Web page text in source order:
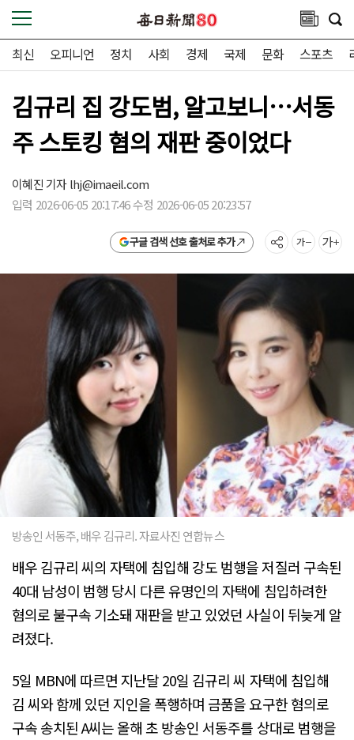
최신 오피니언 정치 사회 경제 국제 문화 스포츠
김규리 집 강도범, 알고보니…서동
주 스토킹 혐의 재판 중이었다
이혜진 기자lhj@imaeil.com
입력 2026-06-05 20:17:46 수정 2026-06-05 20:23:57
구글 검색 선호 출처로 추가
방송인 서동주, 배우 김규리. 자료사진 연합뉴스
배우 김규리 씨의 자택에 침입해 강도 범행을 저질러 구속된
40대 남성이 범행 당시 다른 유명인의 자택에 침입하려한
혐의로 불구속 기소돼 재판을 받고 있었던 사실이 뒤늦게 알
려졌다.
5일 MBN에 따르면 지난달 20일 김규리 씨 자택에 침입해
김 씨와 함께 있던 지인을 폭행하며 금품을 요구한 혐의로
구속 송치된 A씨는 올해 초 방송인 서동주를 상대로 범행을